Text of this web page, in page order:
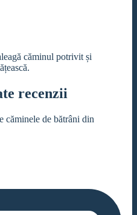
căminul potrivit și
recenzii
căminele de bătrâni din